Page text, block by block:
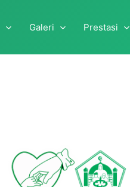
Galeri Prestasi